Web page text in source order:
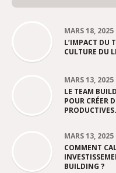
MARS 18, 2025
L’IMPACT DU
CULTURE DU
MARS 13, 2025
LE TEAM
POUR CRÉER
PRODUCTIVES.
MARS 13, 2025
COMMENT
BUILDING ?